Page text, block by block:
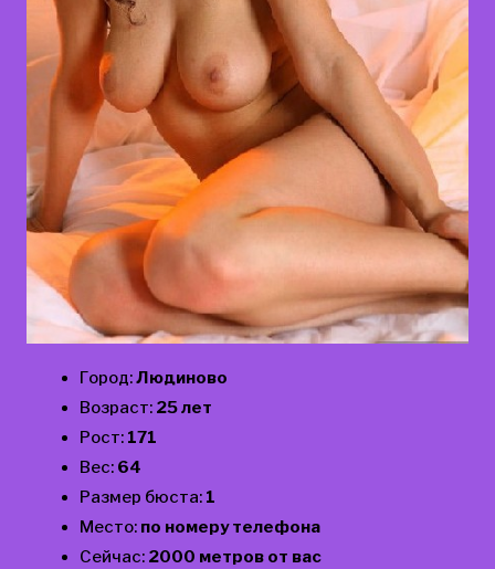
Город:Людиново
Возраст: 25 лет
Рост: 171
Вес: 64
Размер бюста: 1
Место: по номеру телефона
Сейчас: 2000 метров от вас